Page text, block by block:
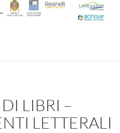
LIBRI –
LETTERALI